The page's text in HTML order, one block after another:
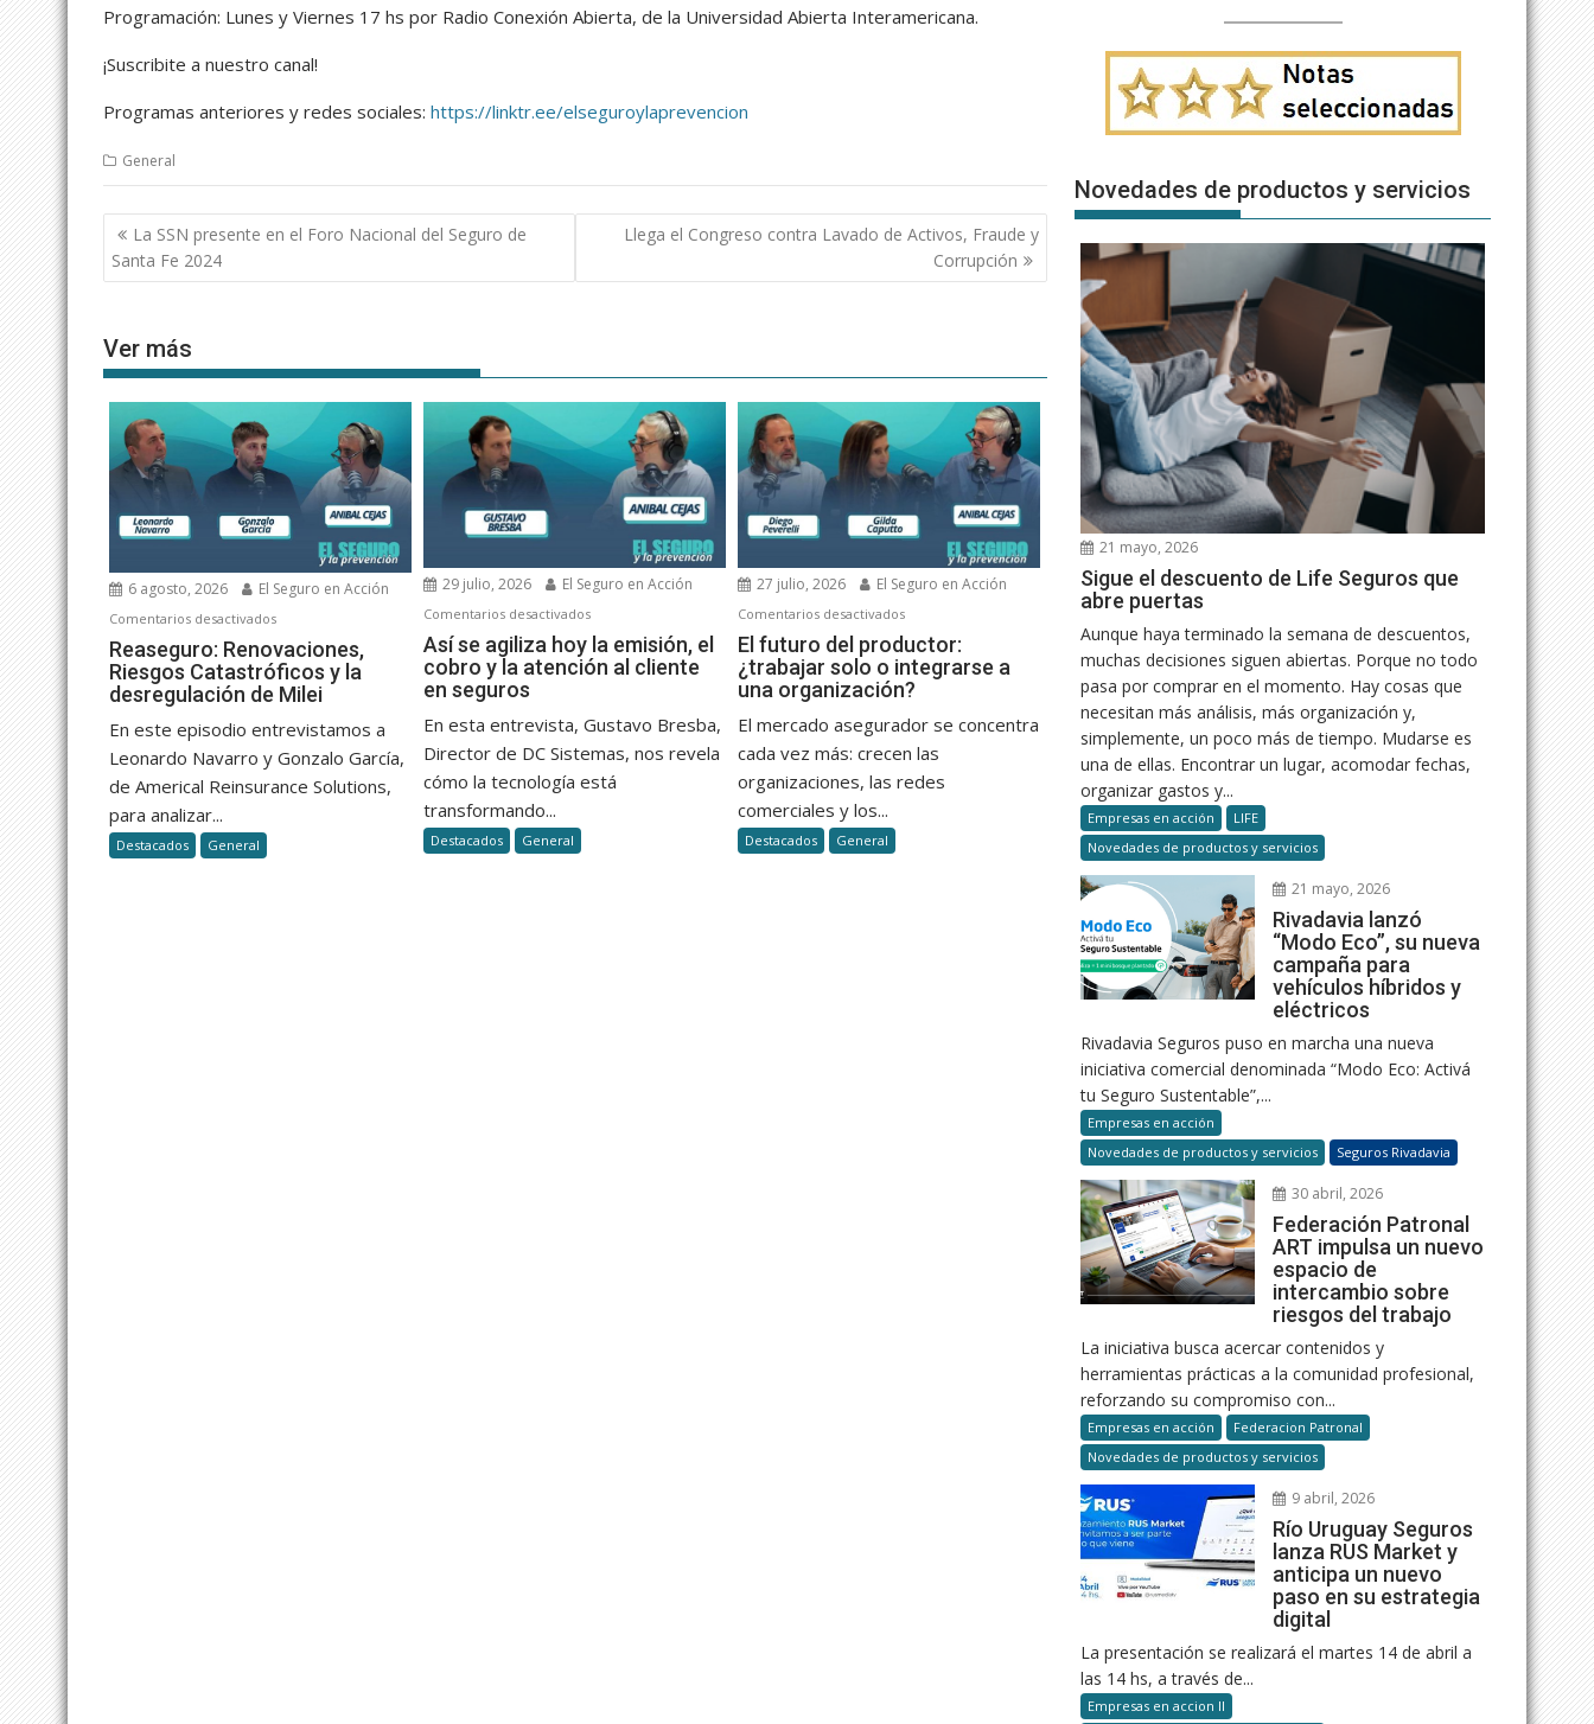
Programación: Lunes y Viernes 17 hs por Radio Conexión Abierta, de la Universidad Abierta Interamericana.
¡Suscribite a nuestro canal!
Programas anteriores y redes sociales: https://linktr.ee/elseguroylaprevencion
General
Navegación
de
entradas
La SSN presente en el Foro Nacional del Seguro de
Santa Fe 2024
Llega el Congreso contra Lavado de Activos, Fraude y
Corrupción
Ver más
6 agosto, 2026 El Seguro en Acción
Comentarios desactivadosen
Reaseguro:
Renovaciones,
Riesgos
Catastróficos
Reaseguro: Renovaciones,
Riesgos Catastróficos y la
desregulación de Milei
En este episodio entrevistamos a
Leonardo Navarro y Gonzalo García,
de Americal Reinsurance Solutions,
para analizar...
Destacados General
29 julio, 2026 El Seguro en Acción
Comentarios desactivadosen
Así
se
hoy
Así se agiliza hoy la emisión, el
cobro y la atención al cliente
en seguros
En esta entrevista, Gustavo Bresba,
Director de DC Sistemas, nos revela
cómo la tecnología está
transformando...
Destacados General
27 julio, 2026 El Seguro en Acción
Comentarios desactivadosen
El
futuro
del
productor:
¿trabajar
El futuro del productor:
¿trabajar solo o integrarse a
una organización?
El mercado asegurador se concentra
cada vez más: crecen las
organizaciones, las redes
comerciales y los...
Destacados General
Novedades de productos y servicios
21 mayo, 2026
Sigue el descuento de Life Seguros que
abre puertas
Aunque haya terminado la semana de descuentos,
muchas decisiones siguen abiertas. Porque no todo
pasa por comprar en el momento. Hay cosas que
necesitan más análisis, más organización y,
simplemente, un poco más de tiempo. Mudarse es
una de ellas. Encontrar un lugar, acomodar fechas,
organizar gastos y...
Empresas en acción
LIFE
Novedades de productos y servicios
21 mayo, 2026
Rivadavia lanzó
“Modo Eco”, su nueva
campaña para
vehículos híbridos y
eléctricos
Rivadavia Seguros puso en marcha una nueva
iniciativa comercial denominada “Modo Eco: Activá
tu Seguro Sustentable”,...
Empresas en acción
Novedades de productos y servicios
Seguros Rivadavia
30 abril, 2026
Federación Patronal
ART impulsa un nuevo
espacio de
intercambio sobre
riesgos del trabajo
La iniciativa busca acercar contenidos y
herramientas prácticas a la comunidad profesional,
reforzando su compromiso con...
Empresas en acción
Federacion Patronal
Novedades de productos y servicios
9 abril, 2026
Río Uruguay Seguros
lanza RUS Market y
anticipa un nuevo
paso en su estrategia
digital
La presentación se realizará el martes 14 de abril a
las 14 hs, a través de...
Empresas en accion II